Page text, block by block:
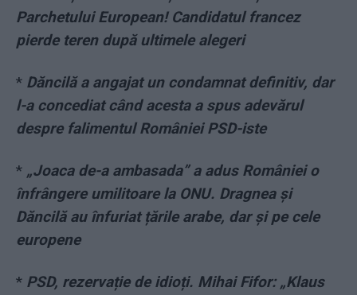
Parchetului European! Candidatul francez
pierde teren după ultimele alegeri
* Dăncilă a angajat un condamnat definitiv, dar
l-a concediat când acesta a spus adevărul
despre falimentul României PSD-iste
* „Joaca de-a ambasada” a adus României o
înfrângere umilitoare la ONU. Dragnea și
Dăncilă au înfuriat țările arabe, dar și pe cele
europene
* PSD, rezervație de idioți. Mihai Fifor: „Klaus